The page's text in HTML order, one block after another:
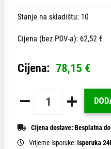
Stanje na skladištu: 10
Cijena (bez PDV-a): 62,52 €
Cijena: 78,15 €
Cijena dostave: Besplatna
Vrijeme isporuke:Isporuka